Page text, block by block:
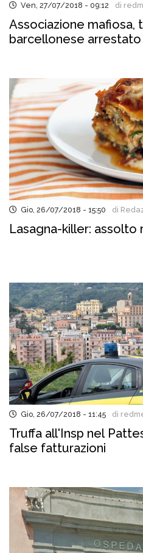
Ven, 27/07/2018 - 09:12 di
Associazione mafiosa,
barcellonese arrestato
Gio, 26/07/2018 - 15:50 di
Lasagna-killer:
Gio, 26/07/2018 - 11:45 di
Truffa all'Insp nel
false fatturazioni